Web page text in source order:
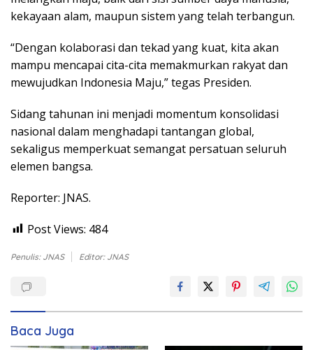
kekayaan alam, maupun sistem yang telah terbangun.
“Dengan kolaborasi dan tekad yang kuat, kita akan
mampu mencapai cita-cita memakmurkan rakyat dan
mewujudkan Indonesia Maju,” tegas Presiden.
Sidang tahunan ini menjadi momentum konsolidasi
nasional dalam menghadapi tantangan global,
sekaligus memperkuat semangat persatuan seluruh
elemen bangsa.
Reporter: JNAS.
Post Views: 484
Penulis: JNAS Editor: JNAS
Baca Juga